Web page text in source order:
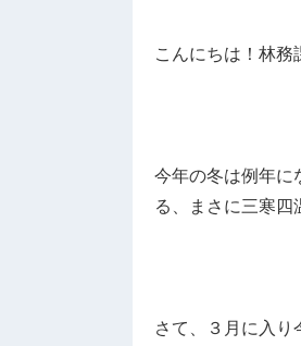
こんにちは！林務
今年の冬は例年に
る、まさに三寒四
さて、３月に入